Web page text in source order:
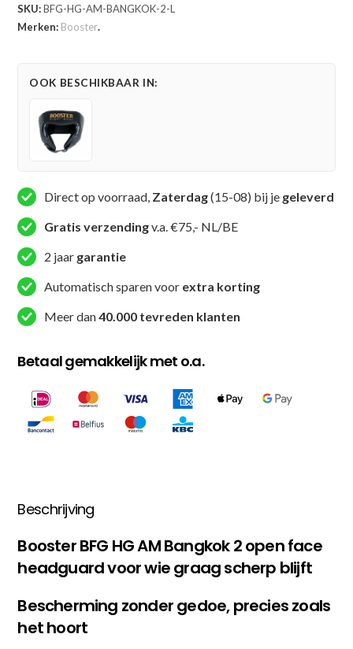
Bangkok
Open
(BFG
BANGKOK
aantal
SKU:BFG-HG-AM-BANGKOK-2-L
Merken: Booster.
OOK BESCHIKBAAR IN:
Direct op voorraad, Zaterdag(15-08) bij je geleverd
Gratis verzendingv.a. €75,- NL/BE
2 jaar garantie
Automatisch sparen voor extra korting
Meer dan40.000 tevreden klanten
Betaal gemakkelijk met o.a.
Beschrijving
Booster BFG HG AM Bangkok 2 open face
headguard voor wie graag scherp blijft
Bescherming zonder gedoe, precies zoals
het hoort